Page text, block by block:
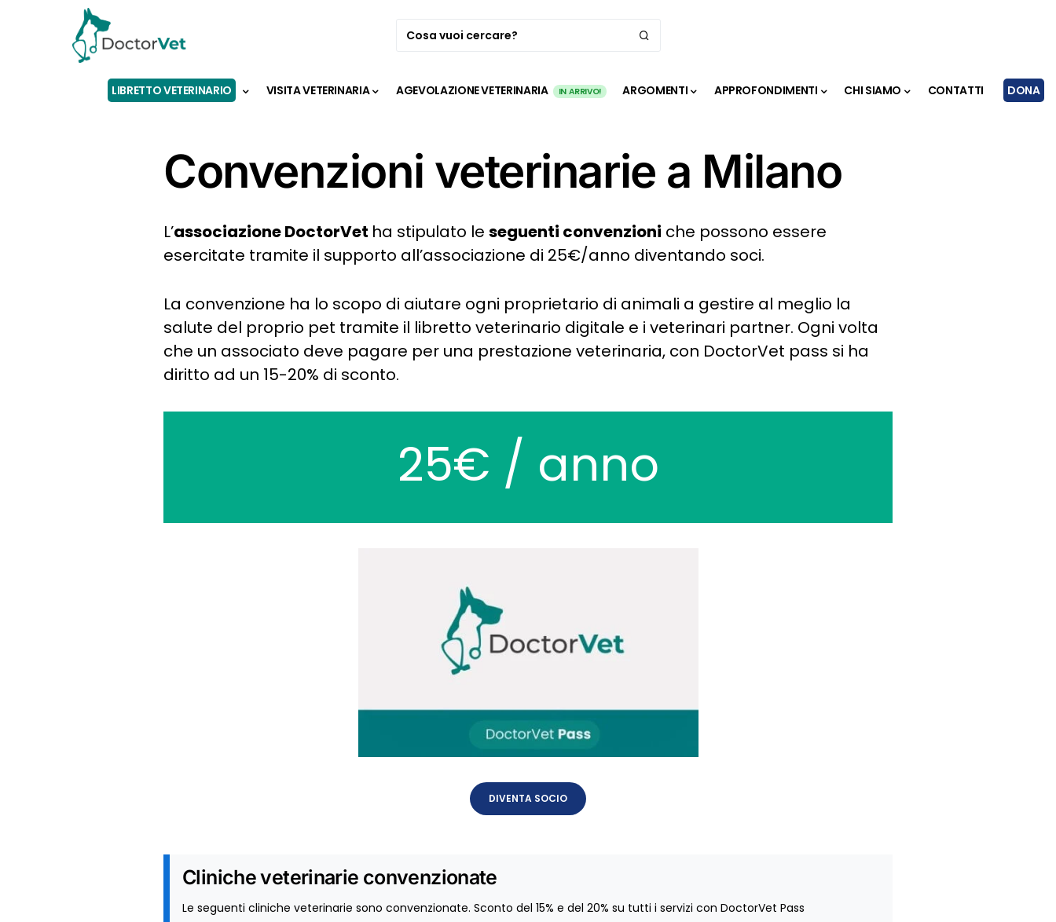
LIBRETTO VETERINARIO VISITA VETERINARIA AGEVOLAZIONE VETERINARIA IN ARRIVO! ARGOMENTI APPROFONDIMENTI CHI SIAMO CONTATTI DONA
Convenzioni veterinarie a Milano
L’associazione DoctorVet ha stipulato le seguenti convenzioni che possono essere
esercitate tramite il supporto all’associazione di 25€/anno diventando soci.
La convenzione ha lo scopo di aiutare ogni proprietario di animali a gestire al meglio la
salute del proprio pet tramite il libretto veterinario digitale e i veterinari partner. Ogni volta
che un associato deve pagare per una prestazione veterinaria, con DoctorVet pass si ha
diritto ad un 15-20% di sconto.
25€ / anno
DIVENTA SOCIO
Cliniche veterinarie convenzionate
Le seguenti cliniche veterinarie sono convenzionate. Sconto del 15% e del 20% su tutti i servizi con DoctorVet Pass